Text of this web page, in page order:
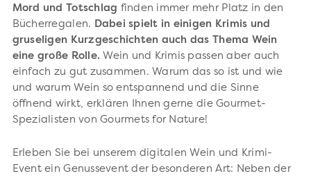
Mord und Totschlag finden immer mehr Platz in den
Bücherregalen. Dabei spielt in einigen Krimis und
gruseligen Kurzgeschichten auch das Thema Wein
eine große Rolle. Wein und Krimis passen aber auch
einfach zu gut zusammen. Warum das so ist und wie
und warum Wein so entspannend und die Sinne
öffnend wirkt, erklären Ihnen gerne die Gourmet-
Spezialisten von Gourmets for Nature!
Erleben Sie bei unserem digitalen Wein und Krimi-
Event ein Genussevent der besonderen Art: Neben der